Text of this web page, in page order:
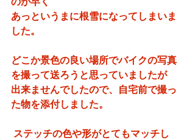
あっというまに根雪になってしまいま
した。
どこか景色の良い場所でバイクの写真
を撮って送ろうと思っていましたが
出来ませんでしたので、自宅前で撮っ
た物を添付しました。